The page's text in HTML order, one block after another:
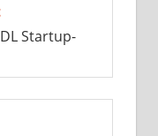
Startup-